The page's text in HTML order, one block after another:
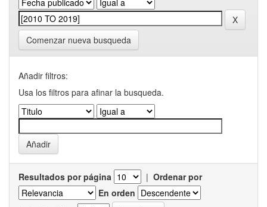
Comenzar nueva busqueda
Añadir filtros:
Usa los filtros para afinar la busqueda.
Resultados por página | Ordenar por
En orden